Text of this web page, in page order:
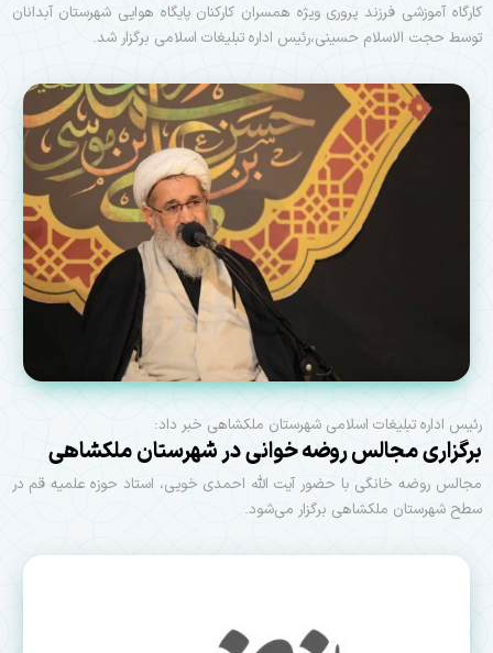
کارگاه آموزشی فرزند پروری ویژه همسران کارکنان پایگاه هوایی شهرستان آبدانان
توسط حجت الاسلام حسینی،رئیس اداره تبلیغات اسلامی برگزار شد.
رئیس اداره تبلیغات اسلامی شهرستان ملکشاهی خبر داد:
برگزاری مجالس روضه خوانی در شهرستان ملکشاهی
مجالس روضه خانگی با حضور آیت الله احمدی خویی، استاد حوزه علمیه قم در
سطح شهرستان ملکشاهی برگزار می‌شود.